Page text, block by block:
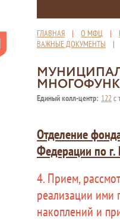
ГЛАВНАЯ | О МФЦ |
ВАЖНЫЕ ДОКУМЕНТЫ
Единый колл-центр: 122с
Отделение
Федерации по
4. Прием,
реализации ими
накоплений и